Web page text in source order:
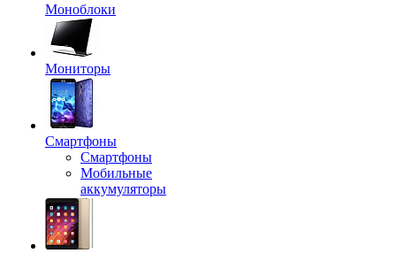
Моноблоки
Мониторы
Смартфоны
Смартфоны
Мобильные
аккумуляторы